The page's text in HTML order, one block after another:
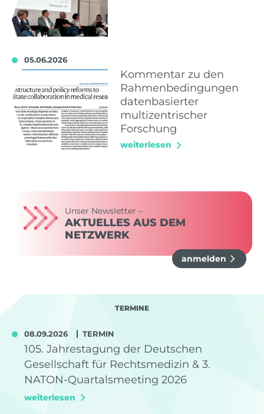
05.06.2026
Kommentar zu den
Rahmenbedingungen
datenbasierter
multizentrischer
Forschung
weiterlesen
Unser Newsletter –
AKTUELLES AUS DEM
NETZWERK
anmelden
TERMINE
08.09.2026 TERMIN
105. Jahrestagung der Deutschen
Gesellschaft für Rechtsmedizin & 3.
NATON-Quartalsmeeting 2026
weiterlesen